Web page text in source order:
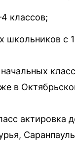
классов;
с 1
в
актировка